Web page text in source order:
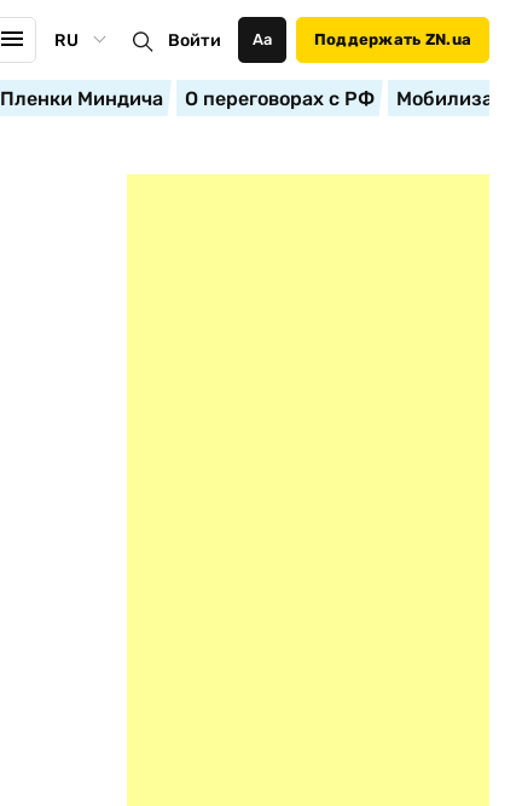
RU Войти Аа Поддержать ZN.ua
Пленки Миндича О переговорах с РФ